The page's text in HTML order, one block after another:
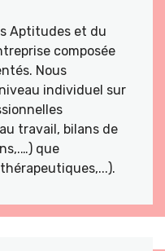
Aptitudes et du
composée
Nous
individuel sur
travail, bilans de
que